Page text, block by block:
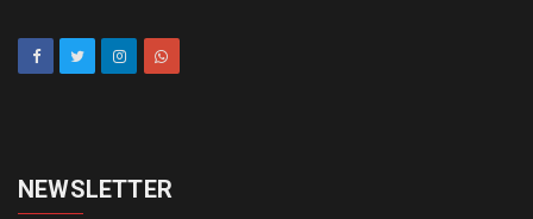
NEWSLETTER